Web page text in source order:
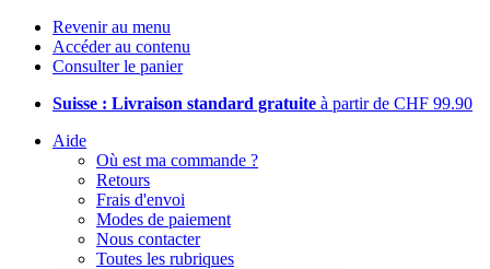
Revenir au menu
Accéder au contenu
Consulter le panier
Suisse : Livraison standard gratuite à partir de CHF 99.90
Aide
Où est ma commande ?
Retours
Frais d'envoi
Modes de paiement
Nous contacter
Toutes les rubriques